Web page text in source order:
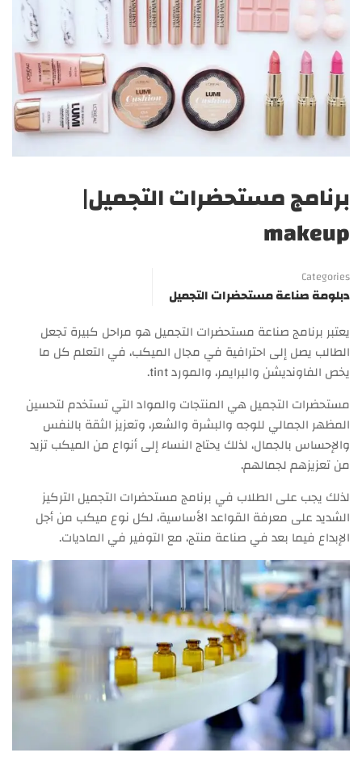
برنامج مستحضرات التجميل|
makeup
Categories
دبلومة صناعة مستحضرات التجميل
يعتبر برنامج صناعة مستحضرات التجميل هو مراحل كبيرة تجعل
الطالب يصل إلى احترافية في مجال الميكب، في التعلم كل ما
يخص الفاونديشن والبرايمر، والمورد tint.
مستحضرات التجميل هي المنتجات والمواد التي تستخدم لتحسين
المظهر الجمالي للوجه والبشرة والشعر، وتعزيز الثقة بالنفس
والإحساس بالجمال، لذلك يحتاج النساء إلى أنواع من الميكب تزيد
من تعزيزهم لجمالهم.
لذلك يجب على الطلاب في برنامج مستحضرات التجميل التركيز
الشديد على معرفة القواعد الأساسية، لكل نوع ميكب من أجل
الإبداع فيما بعد في صناعة منتج، مع التوفير في الماديات.